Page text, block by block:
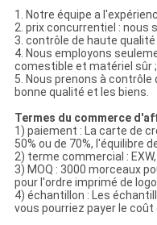
1. Notre équipe a
2. prix concurrentiel : nous
3. contrôle de haute qualité
4. Nous employons
comestible et matériel sûr ;
5. Nous prenons à
bonne qualité et les biens.
Termes du commerce
1) paiement : La carte de
50% ou de 70%, l'équilibre
2) terme commercial : EXW,
3) MOQ : 3000 morceaux
pour l'ordre imprimé de
4) échantillon : Les
vous pourriez payer le coût